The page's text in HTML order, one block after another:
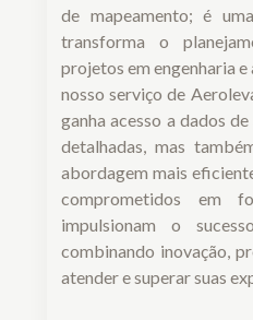
de mapeamento; é
transforma o
projetos em engenharia
nosso serviço de
ganha acesso a dados
detalhadas, mas
abordagem mais
comprometidos em
impulsionam o
combinando inovação,
atender e superar suas